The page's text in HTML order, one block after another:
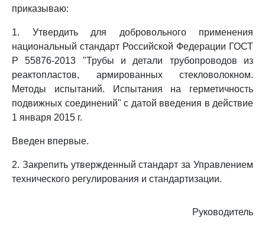
приказываю:
1. Утвердить для добровольного применения
национальный стандарт Российской Федерации ГОСТ
Р 55876-2013 "Трубы и детали трубопроводов из
реактопластов, армированных стекловолокном.
Методы испытаний. Испытания на герметичность
подвижных соединений" с датой введения в действие
1 января 2015 г.
Введен впервые.
2. Закрепить утвержденный стандарт за Управлением
технического регулирования и стандартизации.
Руководитель